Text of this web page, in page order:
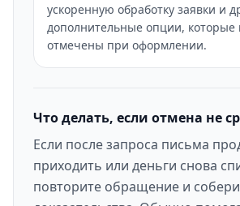
ускоренную обработку заявки и
дополнительные опции, которые
отмечены при оформлении.
Что делать, если отмена не
Если после запроса письма
приходить или деньги снова
повторите обращение и